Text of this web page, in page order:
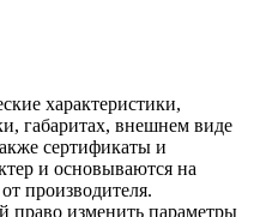
характеристики,
габаритах, внешнем виде
сертификаты и
и основываются на
производителя.
право изменить параметры